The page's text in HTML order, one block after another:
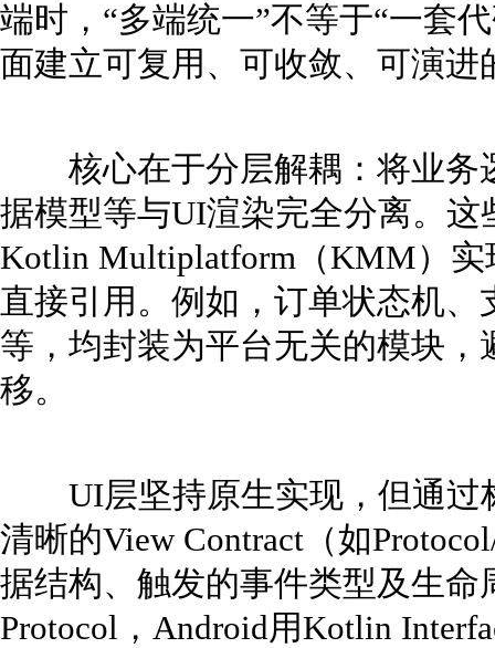
端时，“多端统一”不等于“一套
面建立可复用、可收敛、可演进
核心在于分层解耦：将业务
据模型等与UI渲染完全分离。这
Kotlin Multiplatform（KMM）
直接引用。例如，订单状态机
等，均封装为平台无关的模块
移。
UI层坚持原生实现，但通过
清晰的View Contract（如
据结构、触发的事件类型及生命
Protocol，Android用Kotlin